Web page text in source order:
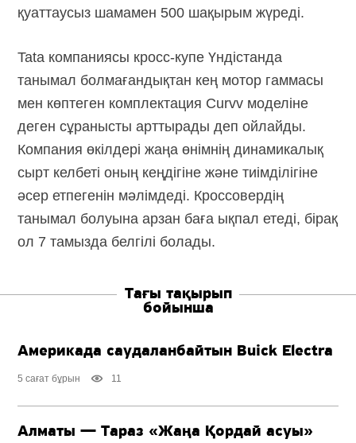
қуаттаусыз шамамен 500 шақырым жүреді.
Tata компаниясы кросс-купе Үндістанда
танымал болмағандықтан кең мотор гаммасы
мен көптеген комплектация Curvv моделіне
деген сұранысты арттырады деп ойлайды.
Компания өкілдері жаңа өнімнің динамикалық
сырт келбеті оның кеңдігіне және тиімділігіне
әсер етпегенін мәлімдеді. Кроссовердің
танымал болуына арзан баға ықпал етеді, бірақ
ол 7 тамызда белгілі болады.
Тағы тақырып
бойынша
Америкада саудаланбайтын Buick Electra
5 сағат бұрын 11
Алматы — Тараз «Жаңа Қордай асуы»